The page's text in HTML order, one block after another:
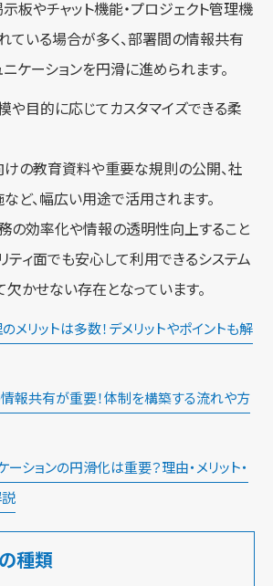
板やチャット機能・プロジェクト管理機
ている場合が多く、部署間の情報共有
ケーションを円滑に進められます。
や目的に応じてカスタマイズできる柔
けの教育資料や重要な規則の公開、社
ど、幅広い用途で活用されます。
の効率化や情報の透明性向上すること
ティ面でも安心して利用できるシステム
欠かせない存在となっています。
メリットは多数！デメリットやポイントも解
報共有が重要！体制を構築する流れや方
ーションの円滑化は重要？理由・メリット・
説
種類